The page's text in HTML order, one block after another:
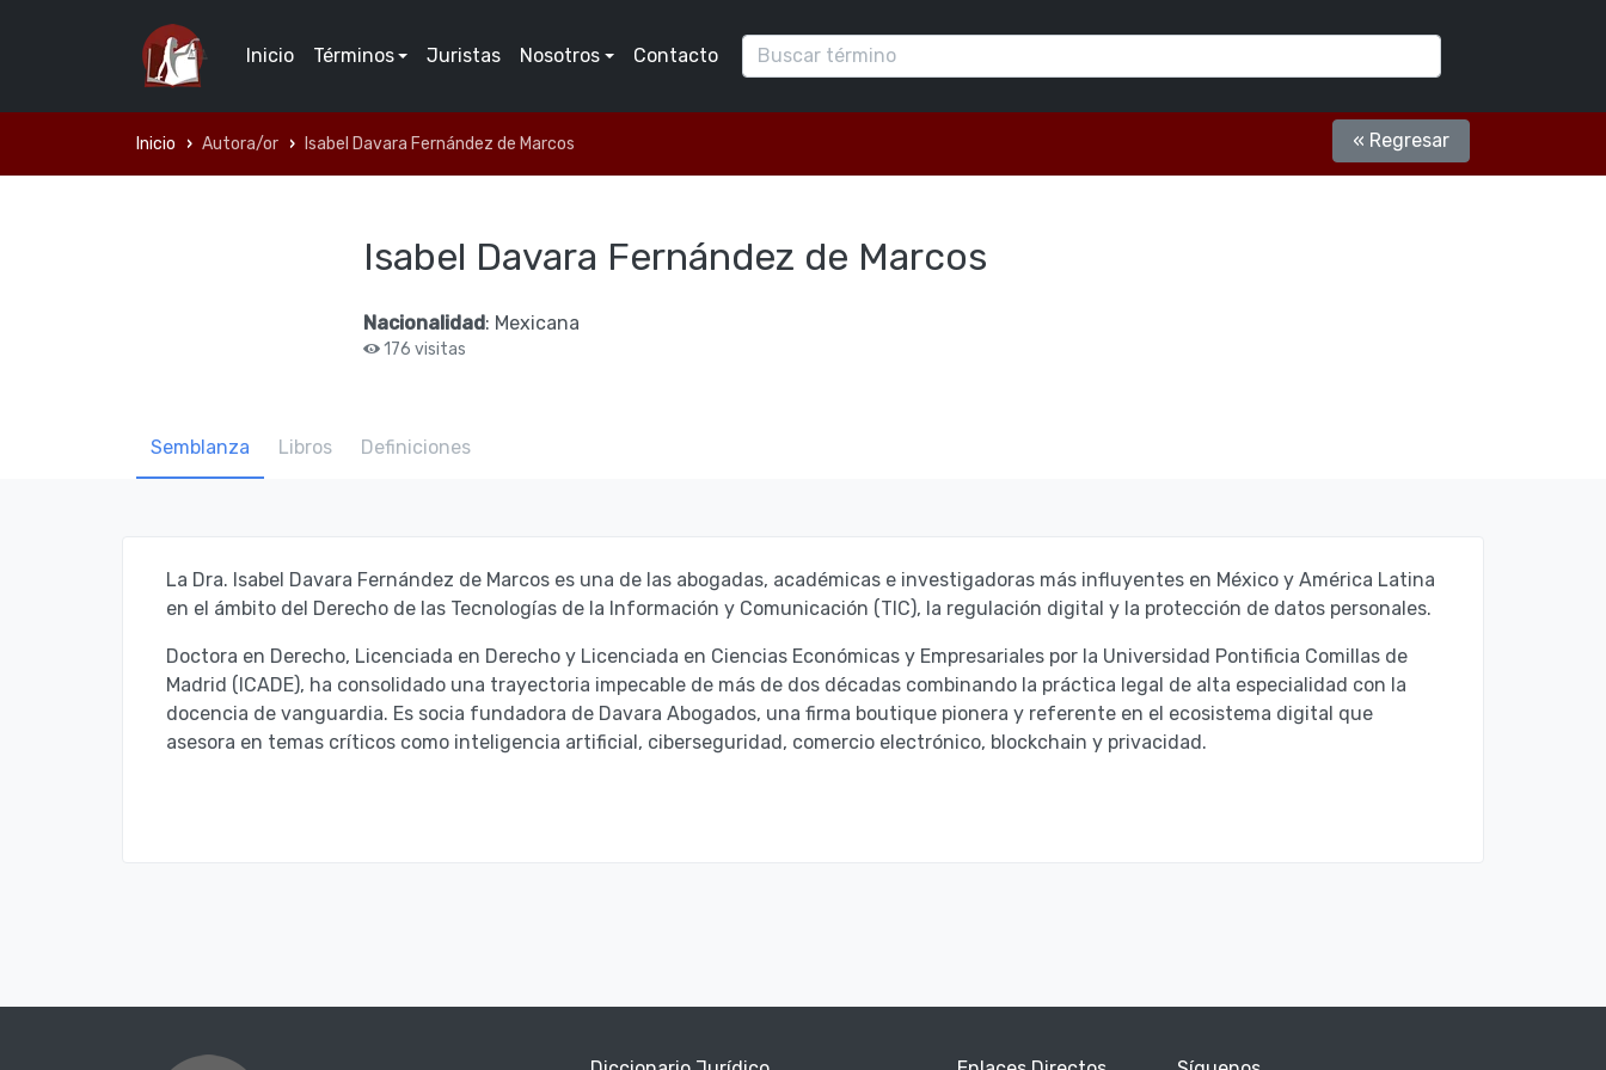
Inicio Términos Juristas Nosotros Contacto
Inicio Autora/or Isabel Davara Fernández de Marcos « Regresar
Isabel Davara Fernández de Marcos
Nacionalidad: Mexicana
176 visitas
Semblanza Libros Definiciones
La Dra. Isabel Davara Fernández de Marcos es una de las abogadas, académicas e investigadoras más influyentes en México y América Latina
en el ámbito del Derecho de las Tecnologías de la Información y Comunicación (TIC), la regulación digital y la protección de datos personales.
Doctora en Derecho, Licenciada en Derecho y Licenciada en Ciencias Económicas y Empresariales por la Universidad Pontificia Comillas de
Madrid (ICADE), ha consolidado una trayectoria impecable de más de dos décadas combinando la práctica legal de alta especialidad con la
docencia de vanguardia. Es socia fundadora de Davara Abogados, una firma boutique pionera y referente en el ecosistema digital que
asesora en temas críticos como inteligencia artificial, ciberseguridad, comercio electrónico, blockchain y privacidad.